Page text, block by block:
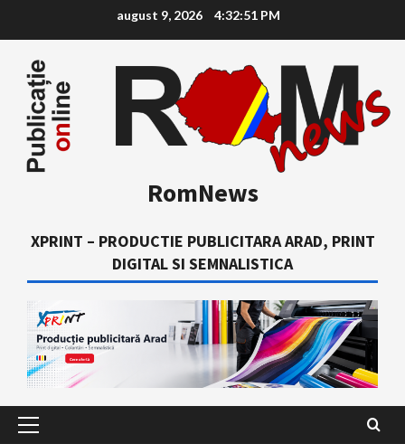
content
august 9, 2026 4:32:52 PM
RomNews
XPRINT – PRODUCTIE PUBLICITARA ARAD, PRINT
DIGITAL SI SEMNALISTICA
Primary